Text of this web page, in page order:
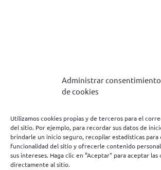
Administrar consentimiento
de cookies
Utilizamos cookies propias y de terceros para el
del sitio. Por ejemplo, para recordar sus datos de
brindarle un inicio seguro, recopilar estadísticas para
funcionalidad del sitio y ofrecerle contenido
sus intereses. Haga clic en “Aceptar" para aceptar las
directamente al sitio.